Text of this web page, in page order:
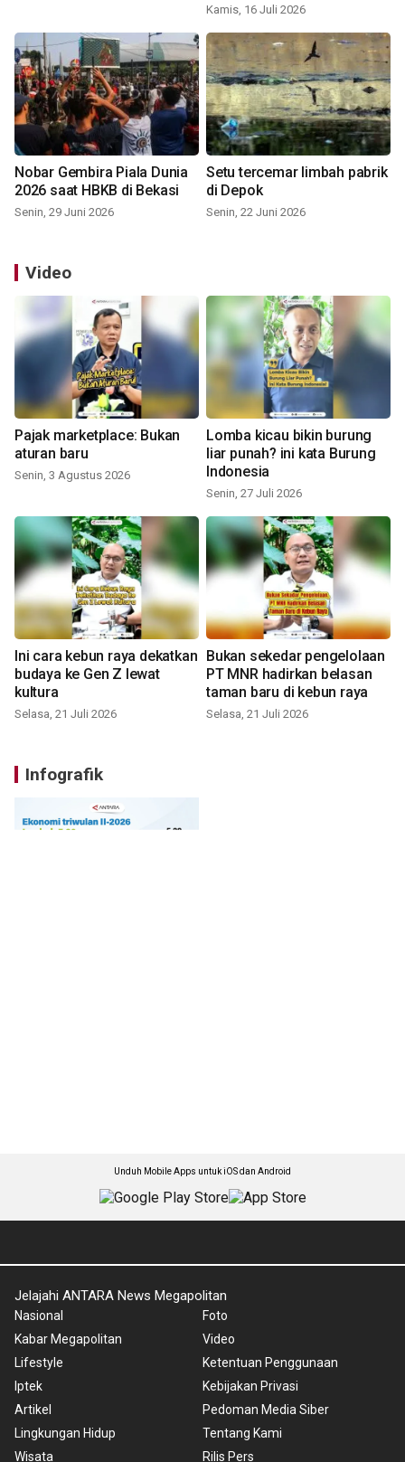
Kamis, 16 Juli 2026
Nobar Gembira Piala Dunia
2026 saat HBKB di Bekasi
Senin, 29 Juni 2026
Setu tercemar limbah pabrik
di Depok
Senin, 22 Juni 2026
Video
Pajak marketplace: Bukan
aturan baru
Senin, 3 Agustus 2026
Lomba kicau bikin burung
liar punah? ini kata Burung
Indonesia
Senin, 27 Juli 2026
Ini cara kebun raya dekatkan
budaya ke Gen Z lewat
kultura
Selasa, 21 Juli 2026
Bukan sekedar pengelolaan
PT MNR hadirkan belasan
taman baru di kebun raya
Selasa, 21 Juli 2026
Infografik
Unduh Mobile Apps untuk iOS dan Android
Jelajahi ANTARA News Megapolitan
Nasional
Kabar Megapolitan
Lifestyle
Iptek
Artikel
Lingkungan Hidup
Wisata
Foto
Video
Ketentuan Penggunaan
Kebijakan Privasi
Pedoman Media Siber
Tentang Kami
Rilis Pers